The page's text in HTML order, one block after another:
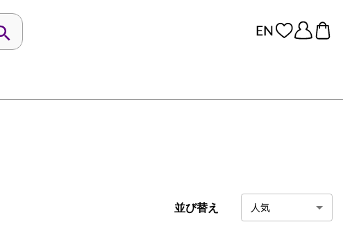
並び替え 人気